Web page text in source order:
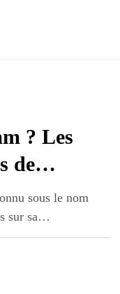
? Les
de
sous le nom
sur sa…